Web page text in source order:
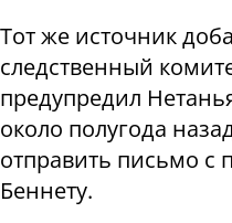
Тот же источник
следственный
предупредил
около полугода
отправить письмо с
Беннету.